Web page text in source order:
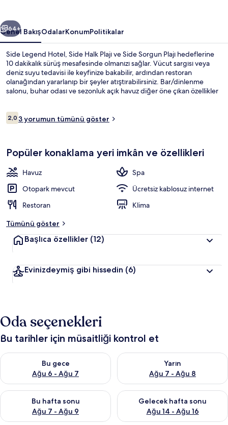
fotoğraf
galerisi
Sonraki
64+
Genel BakışOdalarKonumPolitikalar
Side Legend Hotel, Side Halk Plajı ve Side Sorgun Plajı hedeflerine
10 dakikalık sürüş mesafesinde olmanızı sağlar. Vücut sargısı veya
deniz suyu tedavisi ile keyfinize bakabilir, ardından restoran
olanağından yararlanıp bir şeyler atıştırabilirsiniz. Bar/dinlenme
salonu, buhar odası ve sezonluk açık havuz diğer öne çıkan özellikler
Yorumlar
2,02,0/10
3 yorumun tümünü göster
Popüler konaklama yeri imkân ve özellikleri
Havuz
Spa
Otopark mevcut
Ücretsiz kablosuz internet
Restoran
Klima
Tümünü göster
Başlıca özellikler (12)
Evinizdeymiş gibi hissedin (6)
Oda seçenekleri
Bu tarihler için müsaitliği kontrol et
Bu gece
Ağu 6 - Ağu 7
Bu gece için müsaitliği kontrol et Ağu 6 - Ağu 7
Yarın
Ağu 7 - Ağu 8
Yarın için müsaitliği kontrol
Bu hafta sonu
Ağu 7 - Ağu 9
Bu hafta sonu için müsaitliği kontrol et Ağu 7 - Ağu 9
Gelecek hafta sonu
Ağu 14 - Ağu 16
Önümüzdeki hafta sonu için